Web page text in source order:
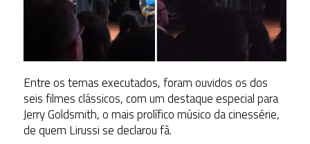
Entre os temas executados, foram ouvidos os dos
seis filmes clássicos, com um destaque especial para
Jerry Goldsmith, o mais prolífico músico da cinessérie,
de quem Lirussi se declarou fã.